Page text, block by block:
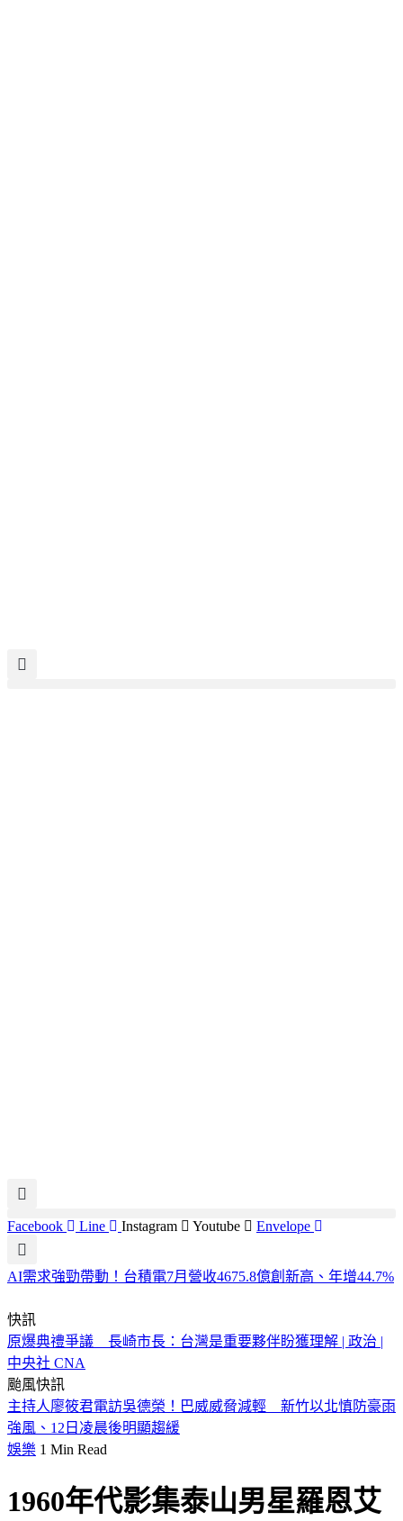
Facebook Line Instagram Youtube Envelope
AI需求強勁帶動！台積電7月營收4675.8億創新高、年增44.7%
快訊
原爆典禮爭議 長崎市長：台灣是重要夥伴盼獲理解 | 政治 |
中央社 CNA
颱風快訊
主持人廖筱君電訪吳德榮！巴威威脅減輕 新竹以北慎防豪雨
強風、12日凌晨後明顯趨緩
娛樂 1 Min Read
1960年代影集泰山男星羅恩艾